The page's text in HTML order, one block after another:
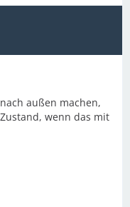
außen machen,
wenn das mit